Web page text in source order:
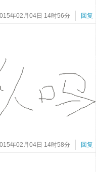
回复
年02月04日 14时56分
回复
年02月04日 14时58分